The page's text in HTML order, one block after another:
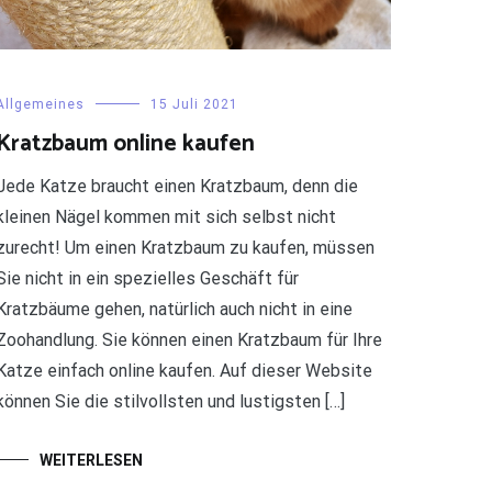
15 Juli 2021
online kaufen
Katze braucht einen Kratzbaum, denn die
Nägel kommen mit sich selbst nicht
Um einen Kratzbaum zu kaufen, müssen
nicht in ein spezielles Geschäft für
gehen, natürlich auch nicht in eine
Sie können einen Kratzbaum für Ihre
einfach online kaufen. Auf dieser Website
Sie die stilvollsten und lustigsten […]
WEITERLESEN